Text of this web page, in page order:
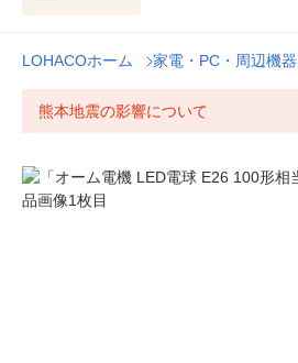
LOHACOホーム 家電・PC・周辺機器
熊本地震の影響について